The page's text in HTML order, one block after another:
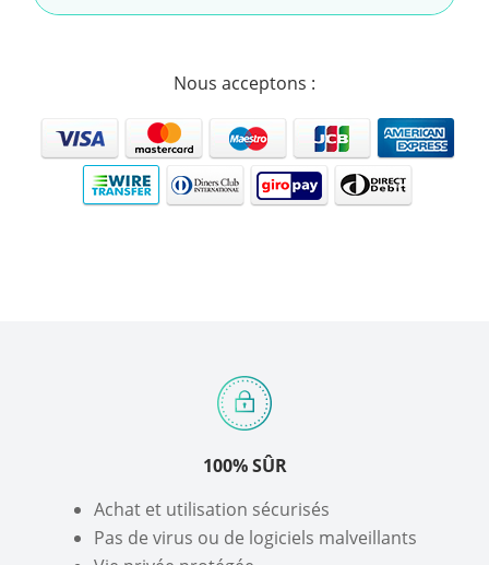
Nous acceptons :
100% SÛR
Achat et utilisation sécurisés
Pas de virus ou de logiciels malveillants